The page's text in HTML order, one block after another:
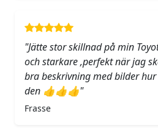
"Jätte stor skillnad på min
och starkare ,perfekt när jag
bra beskrivning med bilder
den 👍👍👍"
Frasse